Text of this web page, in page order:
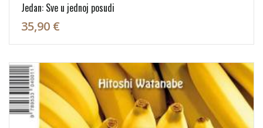
Jedan: Sve u jednoj posudi
35,90 €